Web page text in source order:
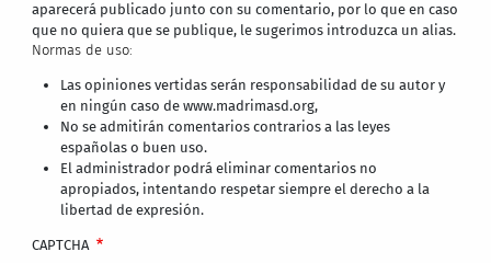
aparecerá publicado junto con su comentario, por lo que en caso
que no quiera que se publique, le sugerimos introduzca un alias.
Normas de uso:
Las opiniones vertidas serán responsabilidad de su autor y
en ningún caso de www.madrimasd.org,
No se admitirán comentarios contrarios a las leyes
españolas o buen uso.
El administrador podrá eliminar comentarios no
apropiados, intentando respetar siempre el derecho a la
libertad de expresión.
CAPTCHA